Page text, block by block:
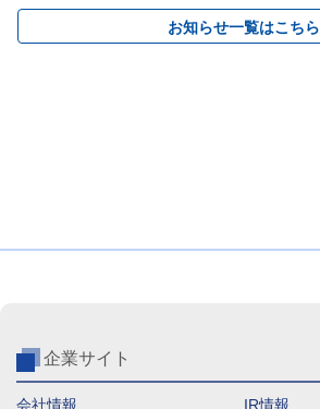
お知らせ一覧はこちら
企業サイト
会社情報 IR情報